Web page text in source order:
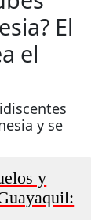
El
el
y se
y